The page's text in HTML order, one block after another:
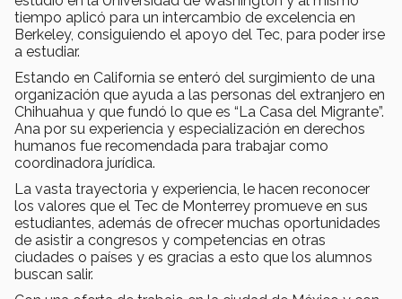
tiempo aplicó para un intercambio de excelencia en
Berkeley, consiguiendo el apoyo del Tec, para poder irse
a estudiar.
Estando en California se enteró del surgimiento de una
organización que ayuda a las personas del extranjero en
Chihuahua y que fundó lo que es “La Casa del Migrante”.
Ana por su experiencia y especialización en derechos
humanos fue recomendada para trabajar como
coordinadora jurídica.
La vasta trayectoria y experiencia, le hacen reconocer
los valores que el Tec de Monterrey promueve en sus
estudiantes, además de ofrecer muchas oportunidades
de asistir a congresos y competencias en otras
ciudades o países y es gracias a esto que los alumnos
buscan salir.